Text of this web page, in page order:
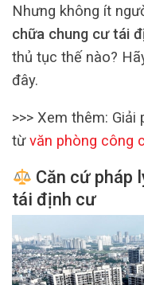
Nhưng không ít
chữa chung cư tái
thủ tục thế nào?
đây.
>>> Xem thêm:
từvăn phòng công
Căn cứ pháp
tái định cư